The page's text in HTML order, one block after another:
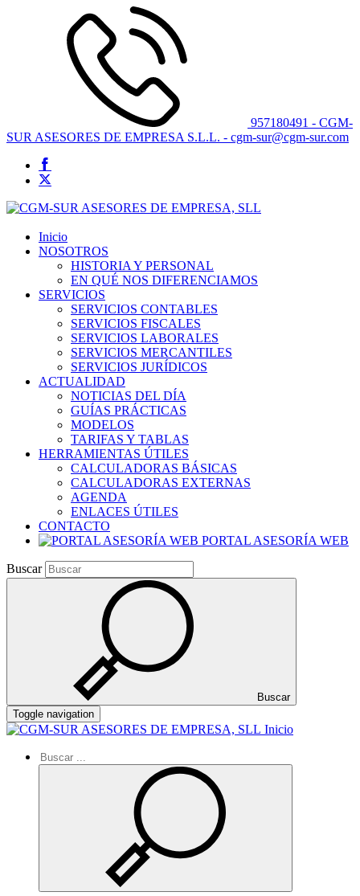
957180491 - CGM-
SUR ASESORES DE EMPRESA S.L.L. - cgm-sur@cgm-sur.com
Inicio
NOSOTROS
HISTORIA Y PERSONAL
EN QUÉ NOS DIFERENCIAMOS
SERVICIOS
SERVICIOS CONTABLES
SERVICIOS FISCALES
SERVICIOS LABORALES
SERVICIOS MERCANTILES
SERVICIOS JURÍDICOS
ACTUALIDAD
NOTICIAS DEL DÍA
GUÍAS PRÁCTICAS
MODELOS
TARIFAS Y TABLAS
HERRAMIENTAS ÚTILES
CALCULADORAS BÁSICAS
CALCULADORAS EXTERNAS
AGENDA
ENLACES ÚTILES
CONTACTO
PORTAL ASESORÍA WEB
Buscar
Buscar
Toggle navigation
Inicio